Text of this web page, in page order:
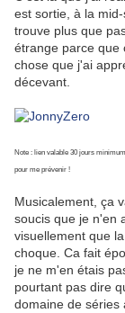
est sortie, à la
trouve plus que
étrange parce que
chose que j'ai
décevant.
Note : lien valable 30 jours
pour me prévenir !
Musicalement, ça
soucis que je n'en
visuellement que
choque. Ca fait
je ne m'en étais
pourtant pas dire
domaine de séries